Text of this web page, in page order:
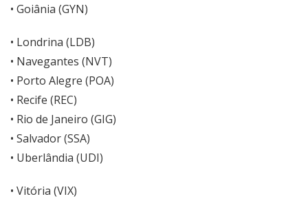
• Goiânia (GYN)
• Londrina (LDB)
• Navegantes (NVT)
• Porto Alegre (POA)
• Recife (REC)
• Rio de Janeiro (GIG)
• Salvador (SSA)
• Uberlândia (UDI)
• Vitória (VIX)